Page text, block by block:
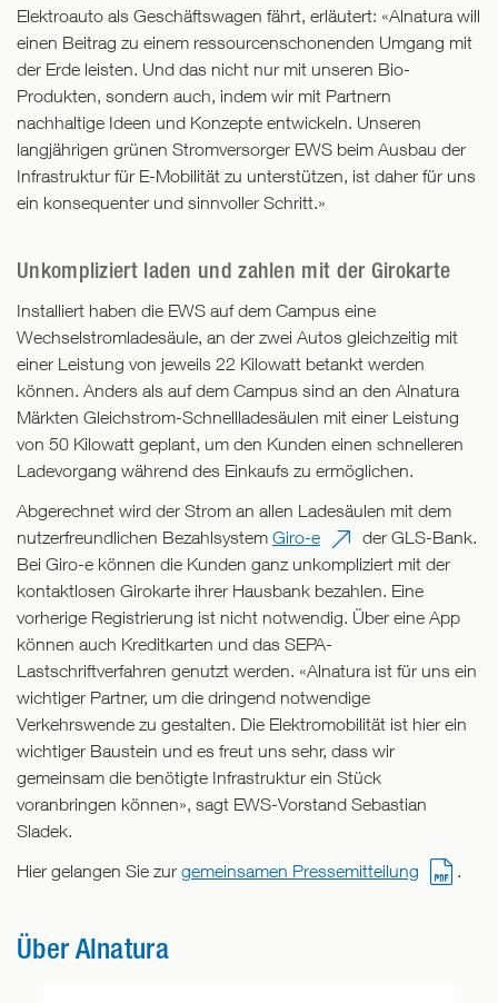
Elektroauto als Geschäftswagen fährt, erläutert: «Alnatura will
einen Beitrag zu einem ressourcenschonenden Umgang mit
der Erde leisten. Und das nicht nur mit unseren Bio-
Produkten, sondern auch, indem wir mit Partnern
nachhaltige Ideen und Konzepte entwickeln. Unseren
langjährigen grünen Stromversorger EWS beim Ausbau der
Infrastruktur für E-Mobilität zu unterstützen, ist daher für uns
ein konsequenter und sinnvoller Schritt.»
Unkompliziert laden und zahlen mit der Girokarte
Installiert haben die EWS auf dem Campus eine
Wechselstromladesäule, an der zwei Autos gleichzeitig mit
einer Leistung von jeweils 22 Kilowatt betankt werden
können. Anders als auf dem Campus sind an den Alnatura
Märkten Gleichstrom-Schnellladesäulen mit einer Leistung
von 50 Kilowatt geplant, um den Kunden einen schnelleren
Ladevorgang während des Einkaufs zu ermöglichen.
Abgerechnet wird der Strom an allen Ladesäulen mit dem
nutzerfreundlichen Bezahlsystem Giro-e
der GLS-Bank.
Bei Giro-e können die Kunden ganz unkompliziert mit der
kontaktlosen Girokarte ihrer Hausbank bezahlen. Eine
vorherige Registrierung ist nicht notwendig. Über eine App
können auch Kreditkarten und das SEPA-
Lastschriftverfahren genutzt werden. «Alnatura ist für uns ein
wichtiger Partner, um die dringend notwendige
Verkehrswende zu gestalten. Die Elektromobilität ist hier ein
wichtiger Baustein und es freut uns sehr, dass wir
gemeinsam die benötigte Infrastruktur ein Stück
voranbringen können», sagt EWS-Vorstand Sebastian
Sladek.
Hier gelangen Sie zur gemeinsamen Pressemitteilung .
Über Alnatura